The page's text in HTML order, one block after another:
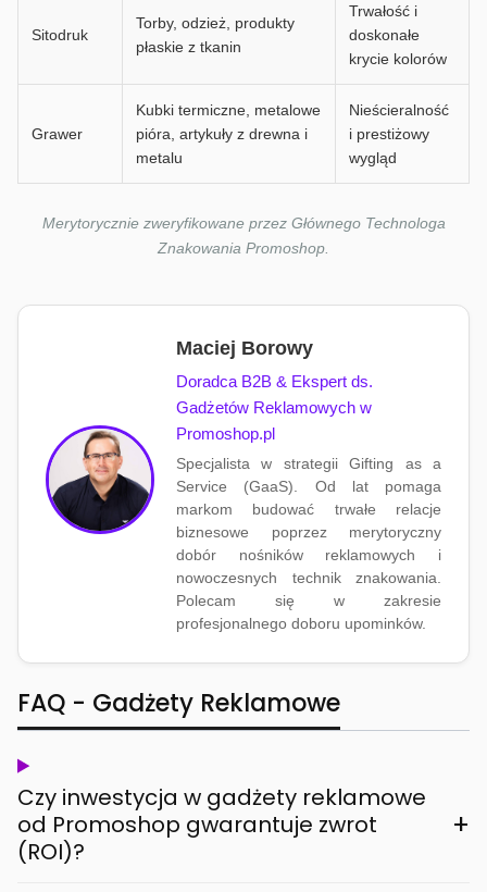
Sitodruk
Torby, odzież, produkty
płaskie z tkanin
Trwałość i
doskonałe
krycie kolorów
Grawer
Kubki termiczne, metalowe
pióra, artykuły z drewna i
metalu
Nieścieralność
i prestiżowy
wygląd
Merytorycznie zweryfikowane przez Głównego Technologa
Znakowania Promoshop.
Maciej Borowy
Doradca B2B & Ekspert ds.
Gadżetów Reklamowych w
Promoshop.pl
Specjalista w strategii Gifting as a
Service (GaaS). Od lat pomaga
markom budować trwałe relacje
biznesowe poprzez merytoryczny
dobór nośników reklamowych i
nowoczesnych technik znakowania.
Polecam się w zakresie
profesjonalnego doboru upominków.
FAQ - Gadżety Reklamowe
Czy inwestycja w gadżety reklamowe
od Promoshop gwarantuje zwrot
(ROI)?
+